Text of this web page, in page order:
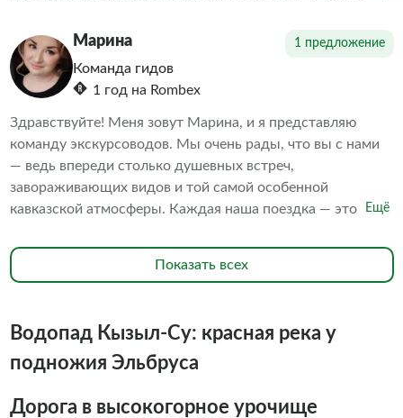
фишка — индивидуальные и групповые туры на джипах.
Мечтаете о необычном отпуске или хотите ярко и
комфортно провести выходные дни? Это к нам!
Марина 1 предложение
Команда гидов
1 год на Rombex
Здравствуйте! Меня зовут Марина, и я представляю
команду экскурсоводов. Мы очень рады, что вы с нами
— ведь впереди столько душевных встреч,
завораживающих видов и той самой особенной
кавказской атмосферы. Каждая наша поездка — это
искренняя забота о каждом госте. Наши гиды с
радостью поделятся уникальными историями, покажут
индивидуальный тур или дружная компания — мы всегда
делаем всё с любовью и вниманием к деталям.
Ещё
Показать всех
Водопад Кызыл-Су: красная река у
подножия Эльбруса
Дорога в высокогорное урочище